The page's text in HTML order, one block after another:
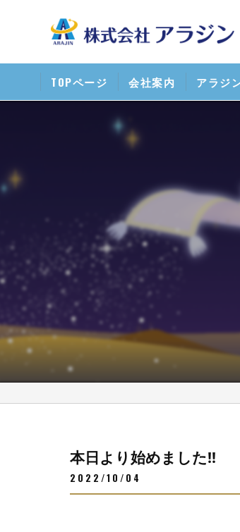
TOPページ 会社案内 アラジ
本日より始めました‼
2022/10/04